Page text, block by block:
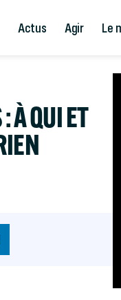
Actus Agir Le
À QUI ET